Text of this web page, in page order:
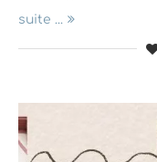
suite ...